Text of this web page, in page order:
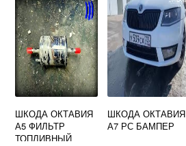
ШКОДА ОКТАВИЯ
А5 ФИЛЬТР
ТОПЛИВНЫЙ
ШКОДА ОКТАВИЯ
А7 РС БАМПЕР